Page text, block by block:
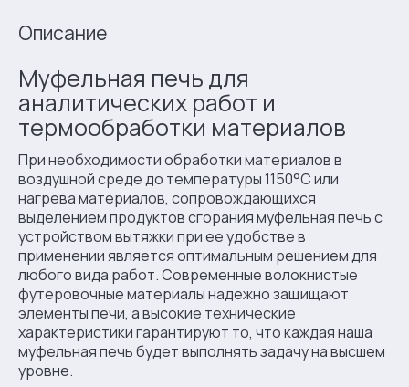
Описание
Муфельная печь для
аналитических работ и
термообработки материалов
При необходимости обработки материалов в
воздушной среде до температуры 1150°С или
нагрева материалов, сопровождающихся
выделением продуктов сгорания муфельная печь с
устройством вытяжки при ее удобстве в
применении является оптимальным решением для
любого вида работ. Современные волокнистые
футеровочные материалы надежно защищают
элементы печи, а высокие технические
характеристики гарантируют то, что каждая наша
муфельная печь будет выполнять задачу на высшем
уровне.